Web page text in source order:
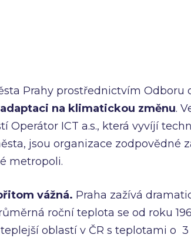
Prahy prostřednictvím Odboru
adaptaci na klimatickou změnu.
Operátor ICT a.s., která vyvíjí
jsou organizace zodpovědné
metropoli.
vážná. Praha zažívá
roční teplota se od roku
oblastí v ČR s teplotami o 3